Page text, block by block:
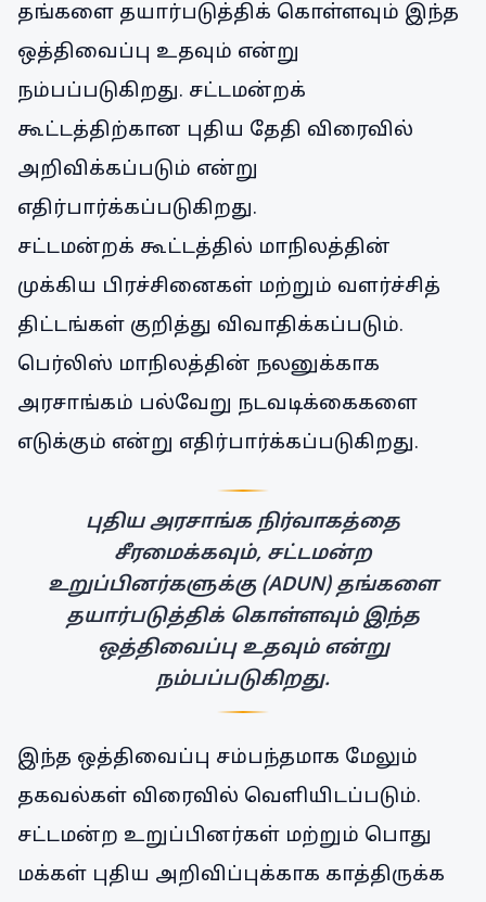
தங்களை தயார்படுத்திக் கொள்ளவும் இந்த
ஒத்திவைப்பு உதவும் என்று
நம்பப்படுகிறது. சட்டமன்றக்
கூட்டத்திற்கான புதிய தேதி விரைவில்
அறிவிக்கப்படும் என்று
எதிர்பார்க்கப்படுகிறது.
சட்டமன்றக் கூட்டத்தில் மாநிலத்தின்
முக்கிய பிரச்சினைகள் மற்றும் வளர்ச்சித்
திட்டங்கள் குறித்து விவாதிக்கப்படும்.
பெர்லிஸ் மாநிலத்தின் நலனுக்காக
அரசாங்கம் பல்வேறு நடவடிக்கைகளை
எடுக்கும் என்று எதிர்பார்க்கப்படுகிறது.
புதிய அரசாங்க நிர்வாகத்தை
சீரமைக்கவும், சட்டமன்ற
உறுப்பினர்களுக்கு (ADUN) தங்களை
தயார்படுத்திக் கொள்ளவும் இந்த
ஒத்திவைப்பு உதவும் என்று
நம்பப்படுகிறது.
இந்த ஒத்திவைப்பு சம்பந்தமாக மேலும்
தகவல்கள் விரைவில் வெளியிடப்படும்.
சட்டமன்ற உறுப்பினர்கள் மற்றும் பொது
மக்கள் புதிய அறிவிப்புக்காக காத்திருக்க